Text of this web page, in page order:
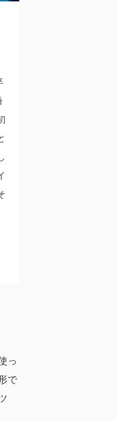
っ
で